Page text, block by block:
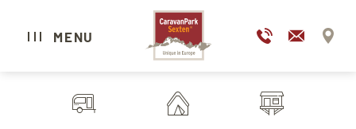
MENU
IT EN
CARAVAN PARK SEXTEN